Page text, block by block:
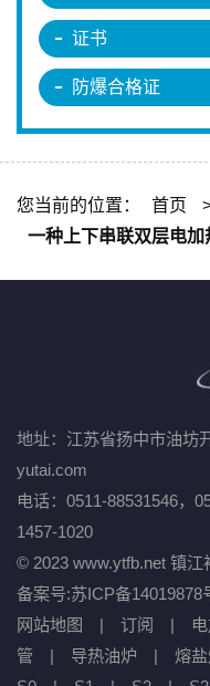
证书
防爆合格证
您当前的位置： 首页
一种上下串联双层电加
地址：江苏省扬中市油坊
yutai.com
电话：0511-88531546，
1457-1020
© 2023 www.ytfb.net 镇
备案号:苏ICP备14019878
网站地图
| 订阅 |
管
| 导热油炉 |
熔